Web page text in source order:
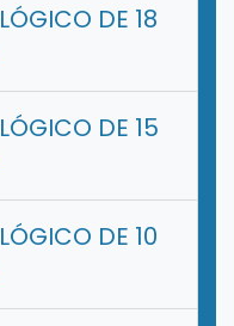
DE 18
DE 15
DE 10